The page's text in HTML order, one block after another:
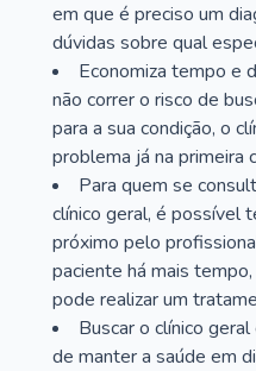
em que é preciso um
dúvidas sobre qual
Economiza tempo e
não correr o risco de
para a sua condição, o
problema já na primeira
Para quem se
clínico geral, é possível
próximo pelo
paciente há mais
pode realizar um
Buscar o clínico
de manter a saúde em